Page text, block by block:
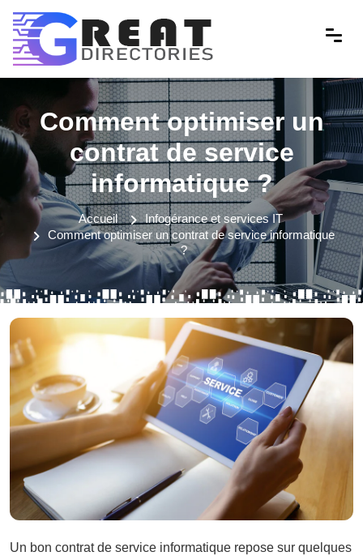
Comment optimiser un
contrat de service
informatique ?
Accueil
Infogérance et services IT
Comment optimiser un contrat de service informatique
?
Un bon contrat de service informatique repose sur quelques